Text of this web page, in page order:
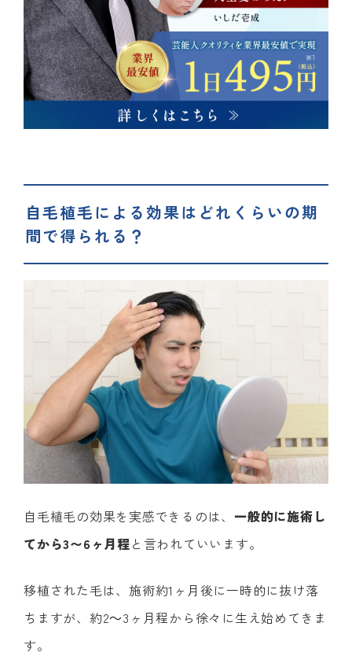
自毛植毛による効果はどれくらいの期
間で得られる？
自毛植毛の効果を実感できるのは、 一般的に施術し
てから3〜6ヶ月程と言われていいます。
移植された毛は、施術約1ヶ月後に一時的に抜け落
ちますが、約2～3ヶ月程から徐々に生え始めてきま
す。